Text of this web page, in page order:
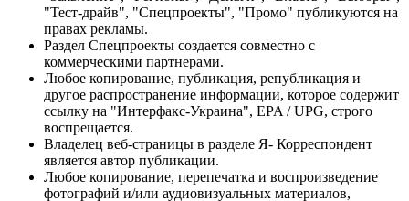
"Тест-драйв", "Спецпроекты", "Промо" публикуются на
правах рекламы.
Раздел Спецпроекты создается совместно с
коммерческими партнерами.
Любое копирование, публикация, републикация и
другое распространение информации, которое содержит
ссылку на "Интерфакс-Украина", EPA / UPG, строго
воспрещается.
Владелец веб-страницы в разделе Я- Корреспондент
является автор публикации.
Любое копирование, перепечатка и воспроизведение
фотографий и/или аудиовизуальных материалов,